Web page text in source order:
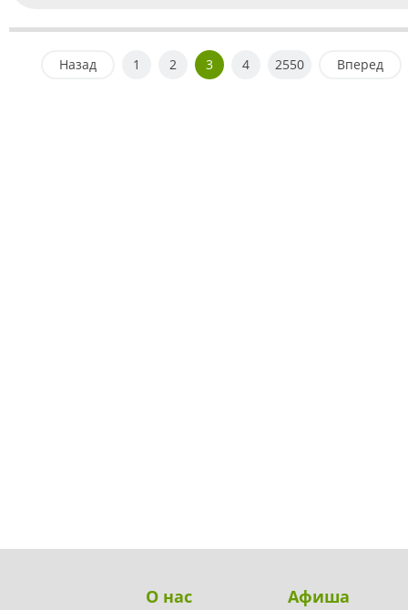
Назад 1 2 3 4 2550 Вперед
О нас Афиша